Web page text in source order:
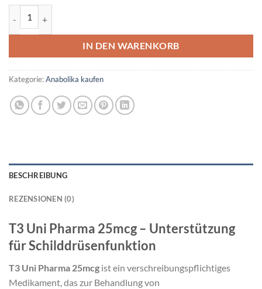
IN DEN WARENKORB
Kategorie:Anabolika kaufen
BESCHREIBUNG
REZENSIONEN (0)
T3 Uni Pharma 25mcg – Unterstützung
für Schilddrüsenfunktion
T3 Uni Pharma 25mcg ist ein verschreibungspflichtiges
Medikament, das zur Behandlung von